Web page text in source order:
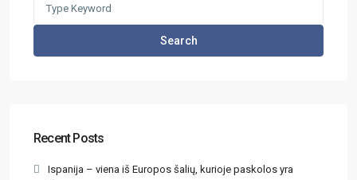
Search
Recent Posts
Ispanija – viena iš Europos šalių, kurioje paskolos yra